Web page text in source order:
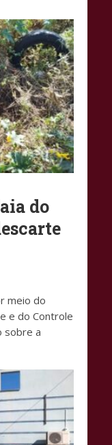
do
meio do
e do Controle
sobre a